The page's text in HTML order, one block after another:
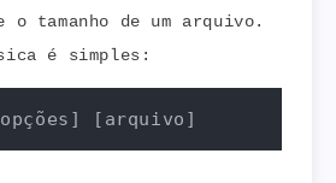
o tamanho de um arquivo.
é simples:
opções ] [ arquivo ]